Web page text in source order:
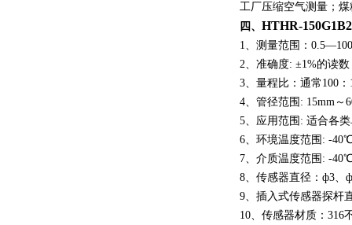
工厂压缩空气测量；
四、 HTHR-
1、测量范围：
2、准确度: ±1%的读
3、量程比：通常100
4、管径范围: 15mm～
5、应用范围: 适合各
6、环境温度范围: -
7、介质温度范围: -
8、传感器直径：ф3、
9、插入式传感器探杆
10、传感器材质：316